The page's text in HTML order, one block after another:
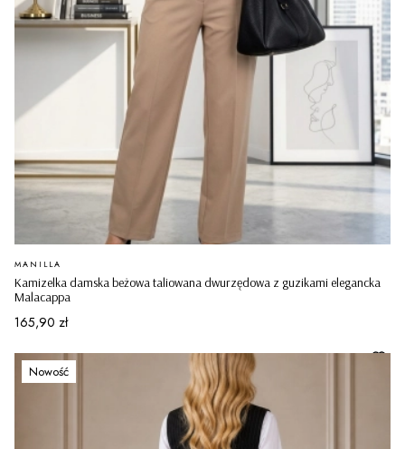
Kamizelka damska beżowa taliowana dwurzędowa z guzikami elegancka
Malacappa
PRODUCENT
MANILLA
Cena
165,90 zł
Nowość